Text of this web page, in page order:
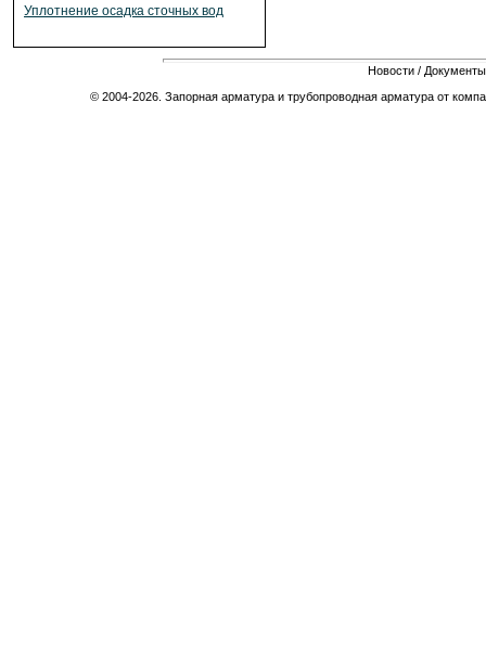
Уплотнение осадка сточных вод
Новости / Документы
© 2004-2026. Запорная арматура и трубопроводная арматура от